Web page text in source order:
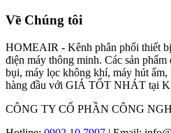
Về Chúng tôi
HOMEAIR - Kênh phân phối thiết
điện máy thông minh. Các sản
bụi, máy lọc không khí, máy hút
hàng đầu với GIÁ TỐT NHÁT tại
CÔNG TY CỔ PHẦN CÔNG